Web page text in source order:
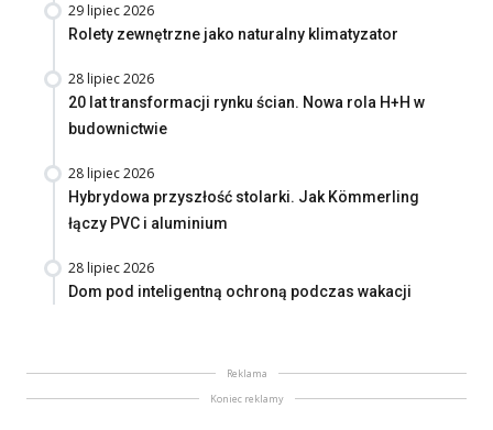
29 lipiec 2026
Rolety zewnętrzne jako naturalny klimatyzator
28 lipiec 2026
20 lat transformacji rynku ścian. Nowa rola H+H w
budownictwie
28 lipiec 2026
Hybrydowa przyszłość stolarki. Jak Kömmerling
łączy PVC i aluminium
28 lipiec 2026
Dom pod inteligentną ochroną podczas wakacji
Reklama
Koniec reklamy